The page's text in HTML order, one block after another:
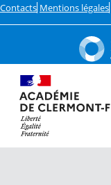
Contacts Mentions légales